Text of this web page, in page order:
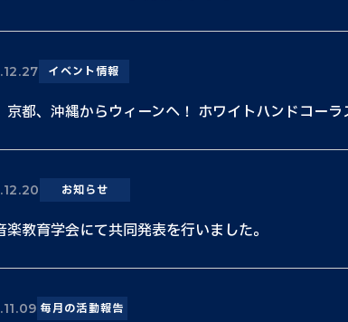
イベント情報
京都、沖縄からウィーンへ！ ホワイトハンドコー
お知らせ
楽教育学会にて共同発表を行いました。
毎月の活動報告